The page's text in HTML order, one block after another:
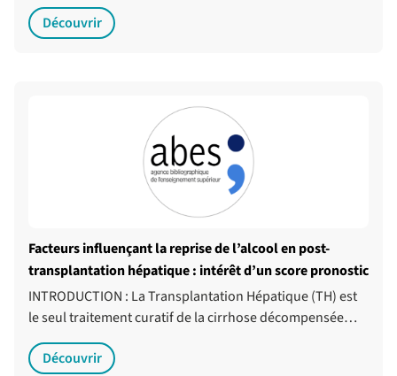
Découvrir
Facteurs influençant la reprise de l’alcool en post-
transplantation hépatique : intérêt d’un score pronostic
INTRODUCTION : La Transplantation Hépatique (TH) est
le seul traitement curatif de la cirrhose décompensée…
Découvrir